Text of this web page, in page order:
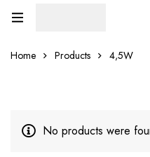
Home Products 4,5W
No products were